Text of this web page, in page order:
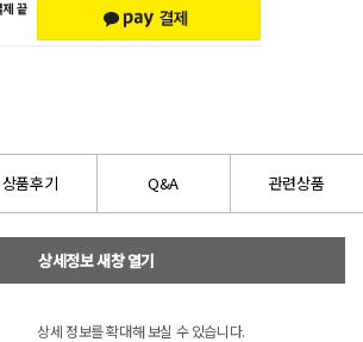
상품후기 Q&A 관련상품
상세정보 새창 열기
상세 정보를 확대해 보실 수 있습니다.